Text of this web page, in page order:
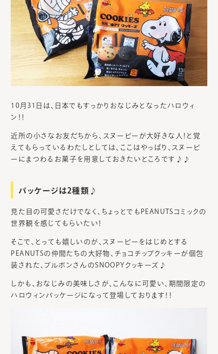
10月31日は、日本でもすっかりおなじみとなったハロウィ
ン！！
近所の小さなお友だちから、スヌーピーが大好きな人！と覚
えてもらっているわたしとしては、ここはやっぱり、スヌーピ
ーにまつわるお菓子を用意しておきたいところです♪♪
パッケージは2種類♪
見た目の可愛さだけでなく、ちょっとでもPEANUTSコミックの
世界観を感じてもらいたい！
そこで、とっても嬉しいのが、スヌーピーをはじめとする
PEANUTSの仲間たちの大好物、チョコチップクッキーが個包
装された、ブルボンさんのSNOOPYクッキーズ♪
しかも、おなじみの美味しさが、こんなに可愛い、期間限定の
ハロウィンパッケージになって登場しております！！